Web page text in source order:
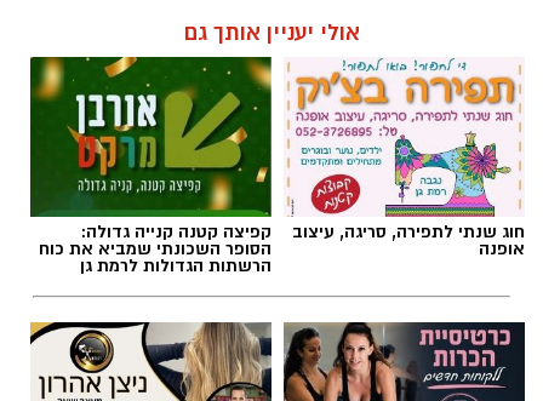
אולי יעניין אותך גם
חוג שנתי לתפירה, סריגה, עיצוב
אופנה
קפיצה קטנה קנייה גדולה:
הסופר השכונתי שמביא את כוח
הרשתות הגדולות לרמת גן